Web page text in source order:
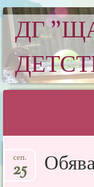
ДГ
to
content
сеп.
25